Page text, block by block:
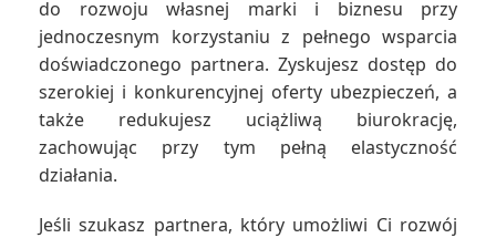
do rozwoju własnej marki i biznesu przy
jednoczesnym korzystaniu z pełnego wsparcia
doświadczonego partnera. Zyskujesz dostęp do
szerokiej i konkurencyjnej oferty ubezpieczeń, a
także redukujesz uciążliwą biurokrację,
zachowując przy tym pełną elastyczność
działania.
Jeśli szukasz partnera, który umożliwi Ci rozwój